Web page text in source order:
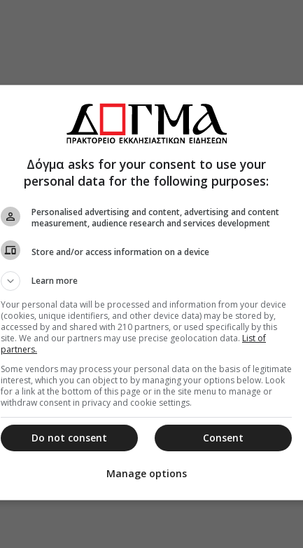
Δόγμα asks for your consent to use your
personal data for the following purposes:
Personalised advertising and content, advertising and content
measurement, audience research and services development
Store and/or access information on a device
Learn more
Your personal data will be processed and information from your device
(cookies, unique identifiers, and other device data) may be stored by,
accessed by and shared with 210 partners, or used specifically by this
site. We and our partners may use precise geolocation data. List of
partners.
Some vendors may process your personal data on the basis of legitimate
interest, which you can object to by managing your options below. Look
for a link at the bottom of this page or in the site menu to manage or
withdraw consent in privacy and cookie settings.
Consent
Do not consent
Manage options